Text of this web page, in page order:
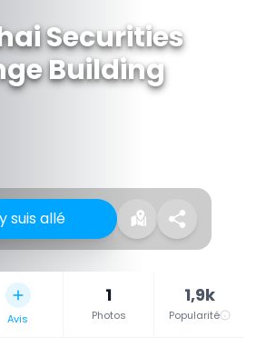
Securities
Building
suis allé
Avis
1
Photos
1,9k
Popularité